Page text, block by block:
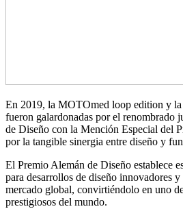
En 2019, la MOTOmed loop edition y
fueron galardonadas por el renombrado
de Diseño con la Mención Especial del
por la tangible sinergia entre diseño y
El Premio Alemán de Diseño establece
para desarrollos de diseño innovadores
mercado global, convirtiéndolo en uno
prestigiosos del mundo.